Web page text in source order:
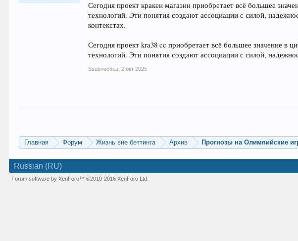
Сегодня проект кракен магазин приобретает всё большее
технологий. Эти понятия создают ассоциации с силой,
контекстах.
Сегодня проект kra38 cc приобретает всё большее значение в
технологий. Эти понятия создают ассоциации с силой,
Ssubnochea 2 окт 2025
Главная Форум Жизнь вне беттинга Архив Прогнозы на Олимпийские
Russian (RU)
Forum software by XenForo™©2010-2016 XenForo Ltd.